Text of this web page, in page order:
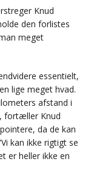
Knud
den forlistes
meget
essentielt,
lige meget hvad.
afstand i
fortæller Knud
da de kan
kan ikke rigtigt se
er heller ikke en